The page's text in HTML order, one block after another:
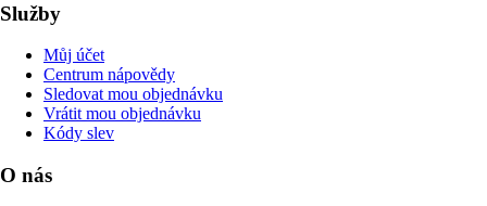
Služby
Můj účet
Centrum nápovědy
Sledovat mou objednávku
Vrátit mou objednávku
Kódy slev
O nás